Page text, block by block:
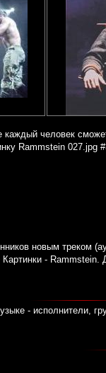
каждый человек
Rammstein 027.jpg
новым треком
Картинки - Rammstein.
- исполнители,